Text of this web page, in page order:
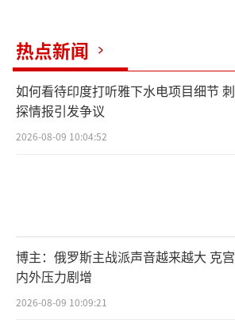
热点新闻
如何看待印度打听雅下水电项目细节 刺
探情报引发争议
2026-08-09 10:04:52
博主：俄罗斯主战派声音越来越大 克宫
内外压力剧增
2026-08-09 10:09:21